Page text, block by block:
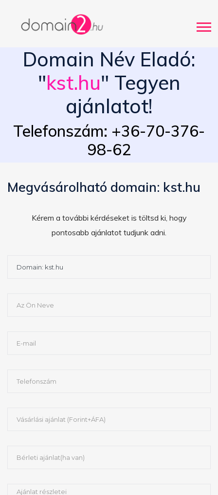
Domain Név Eladó:
"kst.hu" Tegyen
ajánlatot!
Telefonszám: +36-70-376-
98-62
Megvásárolható domain: kst.hu
Kérem a további kérdéseket is töltsd ki, hogy
pontosabb ajánlatot tudjunk adni.